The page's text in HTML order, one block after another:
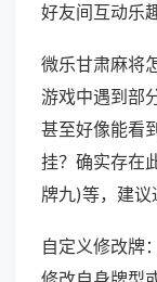
好友间互动乐趣
微乐甘肃麻将
游戏中遇到部
甚至好像能看
挂？确实存在
牌九)等，建议
自定义修改牌